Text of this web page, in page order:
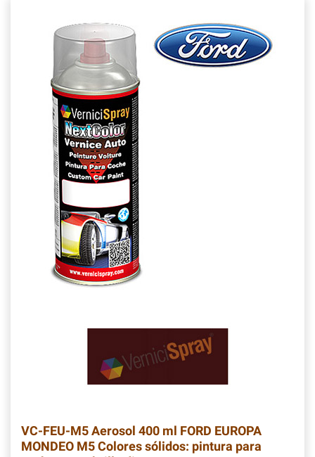
VC-FEU-M5Aerosol 400 ml FORD EUROPA
MONDEO M5 Colores sólidos: pintura para